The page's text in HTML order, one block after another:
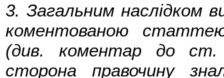
3. Загальним наслідком
коментованою
(див. коментар до
сторона правочину